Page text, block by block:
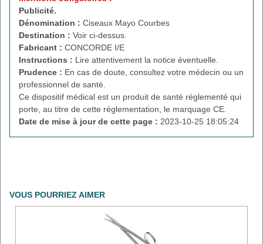
Publicité.
Dénomination : Ciseaux Mayo Courbes
Destination : Voir ci-dessus.
Fabricant : CONCORDE I/E
Instructions : Lire attentivement la notice éventuelle.
Prudence : En cas de doute, consultez votre médecin ou un
professionnel de santé.
Ce dispositif médical est un produit de santé réglementé qui
porte, au titre de cette réglementation, le marquage CE.
Date de mise à jour de cette page : 2023-10-25 18:05:24
VOUS POURRIEZ AIMER